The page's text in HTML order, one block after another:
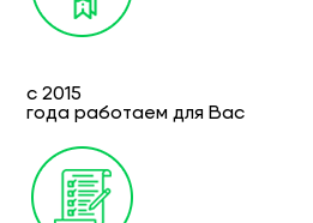
с 2015
года работаем для Вас